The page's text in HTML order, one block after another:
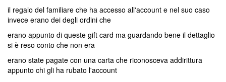
il regalo del familiare che ha accesso all'account e nel suo caso
invece erano dei degli ordini che
erano appunto di queste gift card ma guardando bene il dettaglio
si è reso conto che non era
erano state pagate con una carta che riconosceva addirittura
appunto chi gli ha rubato l'account